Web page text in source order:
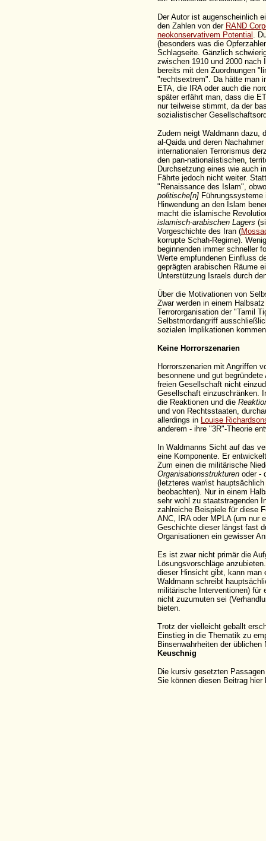
Der Autor ist augenscheinlich
den Zahlen von der RAND
neokonservativem Potential .
(besonders was die
Schlagseite. Gänzlich
zwischen 1910 und 2000 nach
bereits mit den Zuordnungen
"rechtsextrem". Da hätte man
ETA, die IRA oder auch die
später erfährt man, dass die
nur teilweise stimmt, da der
sozialistischer
Zudem neigt Waldmann dazu,
al-Qaida und deren
internationalen Terrorismus
den pan-nationalistischen,
Durchsetzung eines wie auch
Fährte jedoch nicht weiter.
"Renaissance des Islam",
politische[n]
Hinwendung an den Islam
macht die islamische
islamisch-arabischen Lagers
Vorgeschichte des Iran (
korrupte Schah-Regime).
beginnenden immer schneller
Werte empfundenen Einfluss
geprägten arabischen Räume
Unterstützung Israels durch
Über die Motivationen von
Zwar werden in einem
Terrororganisation der "Tamil
Selbstmordangriff
sozialen Implikationen
Keine Horrorszenarien
Horrorszenarien mit Angriffen
besonnene und gut
freien Gesellschaft nicht
Gesellschaft einzuschränken.
die Reaktionen und die
und von Rechtsstaaten,
allerdings in Louise
anderem - ihre "3R"-Theorie
In Waldmanns Sicht auf das
eine Komponente. Er
Zum einen die militärische
Organisationsstrukturen oder -
(letzteres war/ist
beobachten). Nur in einem
sehr wohl zu staatstragenden
zahlreiche Beispiele für diese
ANC, IRA oder MPLA (um nur
Geschichte dieser längst fast
Organisationen ein gewisser
Es ist zwar nicht primär die
Lösungsvorschläge
dieser Hinsicht gibt, kann man
Waldmann schreibt
militärische Interventionen) für
nicht zuzumuten sei
bieten.
Trotz der vielleicht geballt
Einstieg in die Thematik zu
Binsenwahrheiten der
Keuschnig
Die kursiv gesetzten
Sie können diesen Beitrag